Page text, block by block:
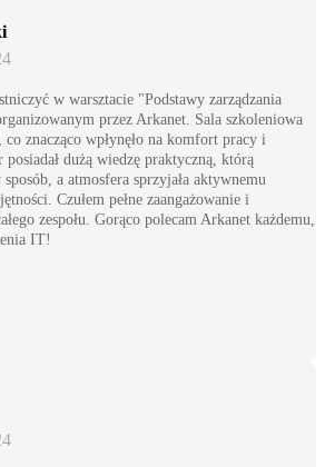
w warsztacie "Podstawy zarządzania
przez Arkanet. Sala szkoleniowa
co znacząco wpłynęło na komfort pracy i
dużą wiedzę praktyczną, którą
a atmosfera sprzyjała aktywnemu
Czułem pełne zaangażowanie i
zespołu. Gorąco polecam Arkanet każdemu,
IT!